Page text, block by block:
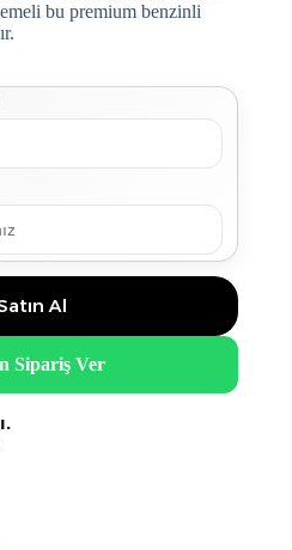
bu premium benzinli
Al
Sipariş Ver